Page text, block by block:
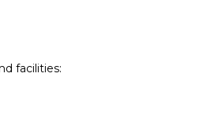
facilities: